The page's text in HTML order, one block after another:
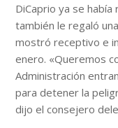
DiCaprio ya se
también le regaló
mostró receptivo e
enero. «Queremos
Administración
para detener la
dijo el consejero